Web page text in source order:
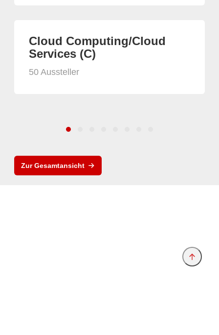
Cloud Computing/Cloud
Services (C)
50 Aussteller
Zur Gesamtansicht